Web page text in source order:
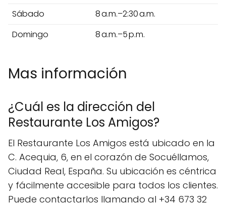
Sábado
8 a.m.–2:30 a.m.
Domingo
8 a.m.–5 p.m.
Mas información
¿Cuál es la dirección del
Restaurante Los Amigos?
El Restaurante Los Amigos está ubicado en la
C. Acequia, 6, en el corazón de Socuéllamos,
Ciudad Real, España. Su ubicación es céntrica
y fácilmente accesible para todos los clientes.
Puede contactarlos llamando al +34 673 32